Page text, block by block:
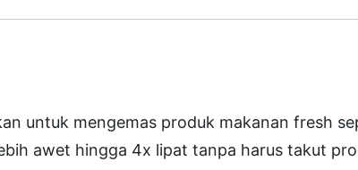
s
i
n
untuk mengemas produk makanan fresh
awet hingga 4x lipat tanpa harus takut